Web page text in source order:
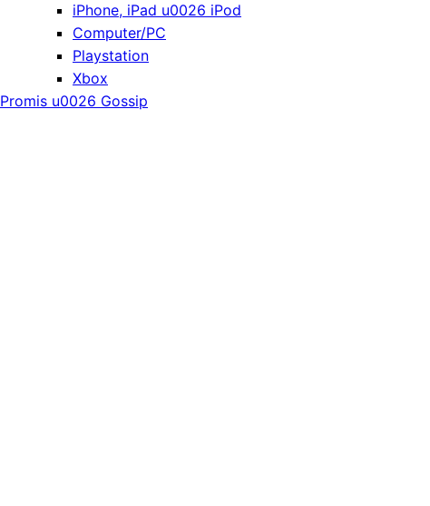
iPhone, iPad u0026 iPod
Computer/PC
Playstation
Xbox
Promis u0026 Gossip